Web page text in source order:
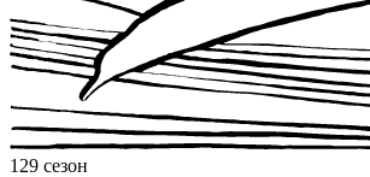
129 сезон